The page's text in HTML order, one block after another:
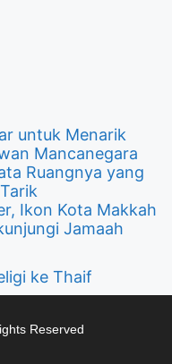
untuk Menarik
Mancanegara
Ruangnya yang
Ikon Kota Makkah
Jamaah
ke Thaif
Reserved